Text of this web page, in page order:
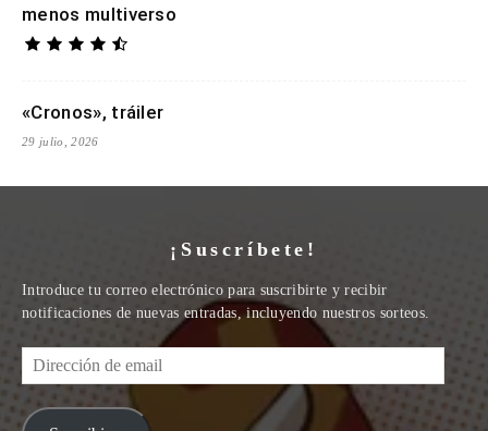
menos multiverso
«Cronos», tráiler
29 julio, 2026
¡Suscríbete!
Introduce tu correo electrónico para suscribirte y recibir
notificaciones de nuevas entradas, incluyendo nuestros sorteos.
Dirección
de
email